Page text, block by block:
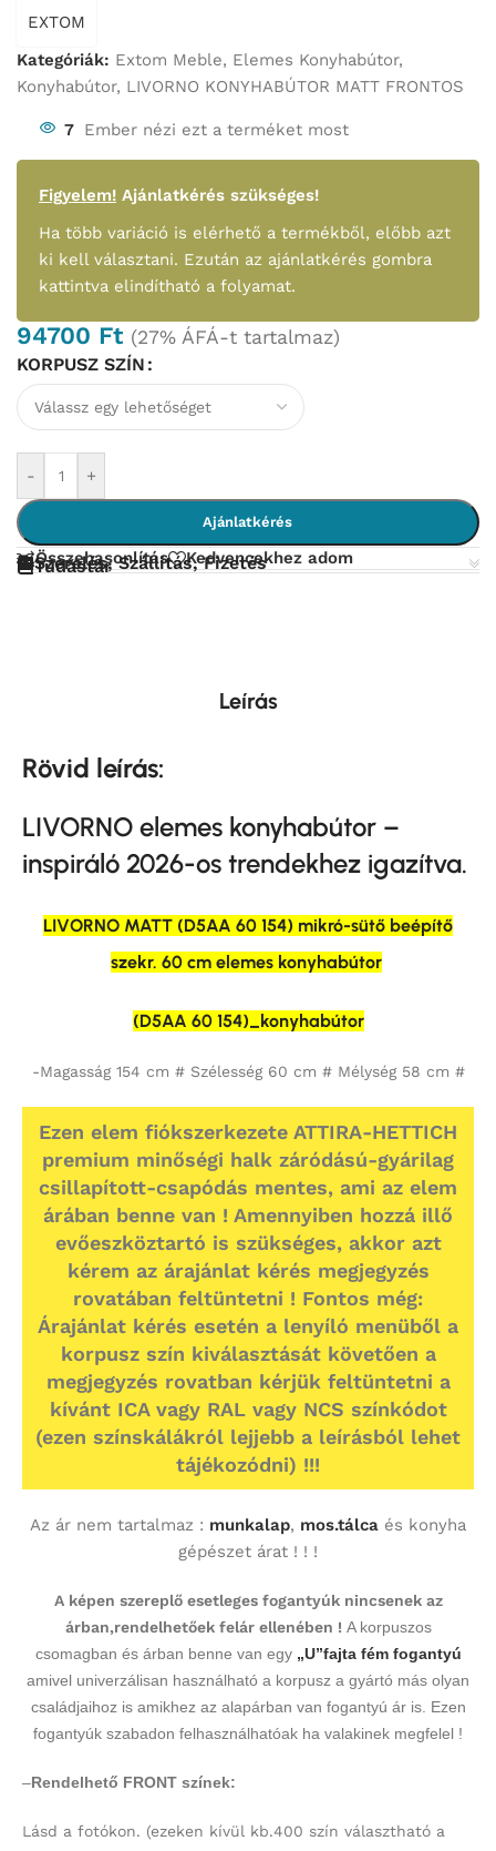
EXTOM
Kategóriák: Extom Meble, Elemes Konyhabútor,
Konyhabútor, LIVORNO KONYHABÚTOR MATT FRONTOS
7 Ember nézi ezt a terméket most
Figyelem! Ajánlatkérés szükséges!
Ha több variáció is elérhető a termékből, előbb azt
ki kell választani. Ezután az ajánlatkérés gombra
kattintva elindítható a folyamat.
94700 Ft (27% ÁFÁ-t tartalmaz)
KORPUSZ SZÍN
- +
Ajánlatkérés
Összehasonlítás Kedvencekhez adom
Szerelés, Szállítás, Fizetés
Tudástár
Leírás
Rövid leírás:
LIVORNO elemes konyhabútor –
inspiráló 2026-os trendekhez igazítva.
LIVORNO MATT (D5AA 60 154) mikró-sütő beépítő
szekr. 60 cm elemes konyhabútor
(D5AA 60 154)_konyhabútor
-Magasság 154 cm # Szélesség 60 cm # Mélység 58 cm #
Ezen elem fiókszerkezete ATTIRA-HETTICH
premium minőségi halk záródású-gyárilag
csillapított-csapódás mentes, ami az elem
árában benne van ! Amennyiben hozzá illő
evőeszköztartó is szükséges, akkor azt
kérem az árajánlat kérés megjegyzés
rovatában feltüntetni ! Fontos még:
Árajánlat kérés esetén a lenyíló menüből a
korpusz szín kiválasztását követően a
megjegyzés rovatban kérjük feltüntetni a
kívánt ICA vagy RAL vagy NCS színkódot
(ezen színskálákról lejjebb a leírásból lehet
tájékozódni) !!!
Az ár nem tartalmaz : munkalap, mos.tálca és konyha
gépészet árat ! ! !
A képen szereplő esetleges fogantyúk nincsenek az
árban,rendelhetőek felár ellenében ! A korpuszos
csomagban és árban benne van egy „U”fajta fém fogantyú
amivel univerzálisan használható a korpusz a gyártó más olyan
családjaihoz is amikhez az alapárban van fogantyú ár is. Ezen
fogantyúk szabadon felhasználhatóak ha valakinek megfelel !
–Rendelhető FRONT színek:
Lásd a fotókon. (ezeken kívül kb.400 szín választható a